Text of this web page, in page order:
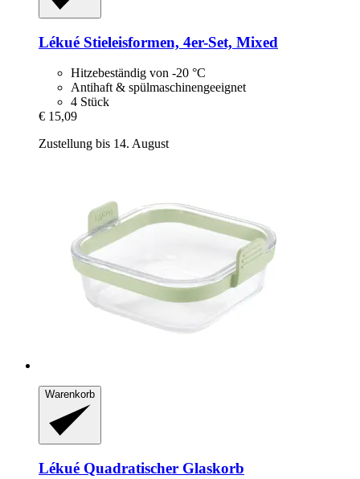
Lékué Stieleisformen, 4er-​Set, Mixed
Hitzebeständig von -20 °C
Antihaft & spülmaschinengeeignet
4 Stück
€ 15,09
Zustellung bis 14. August
Warenkorb
Lékué Quadratischer Glaskorb